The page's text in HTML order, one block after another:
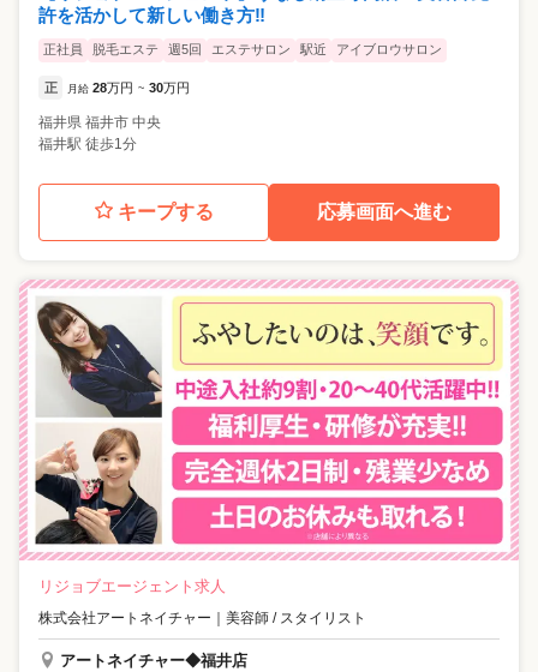
許を活かして新しい働き方‼
正社員 脱毛エステ 週5回 エステサロン 駅近 アイブロウサロン
正 月給 28万円 ~ 30万円
福井県 福井市 中央
福井駅 徒歩1分
キープする 応募画面へ進む
リジョブエージェント求人
株式会社アートネイチャー 美容師 / スタイリスト
アートネイチャー◆福井店